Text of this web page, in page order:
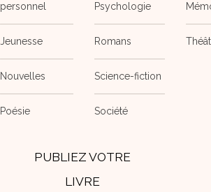
personnel
Jeunesse
Nouvelles
Poésie
Psychologie
Romans
Science-fiction
Société
PUBLIEZ VOTRE
LIVRE